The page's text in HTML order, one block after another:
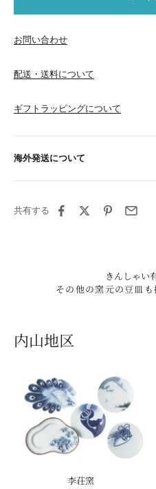
お問い合わせ
配送・送料について
ギフトラッピングについて
海外発送について
共有する
きんしゃい
その他の窯元の豆皿も
李荘窯